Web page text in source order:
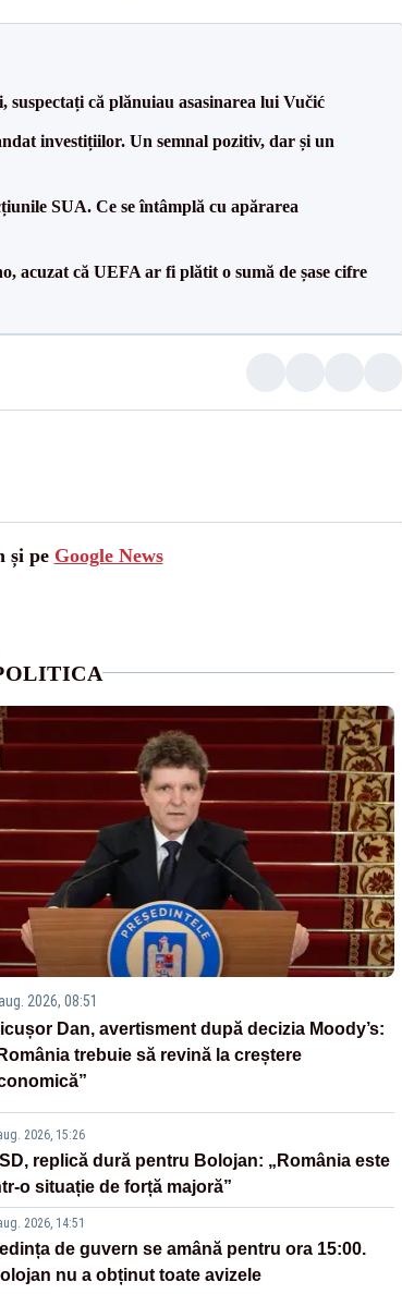
că plănuiau asasinarea lui Vučić
investițiilor. Un semnal pozitiv, dar și un
SUA. Ce se întâmplă cu apărarea
acuzat că UEFA ar fi plătit o sumă de șase cifre
și pe Google News
2026, 08:51
Dan, avertisment după decizia Moody’s:
trebuie să revină la creștere
2026, 15:26
replică dură pentru Bolojan: „România este
o situație de forță majoră”
2026, 14:51
de guvern se amână pentru ora 15:00.
nu a obținut toate avizele